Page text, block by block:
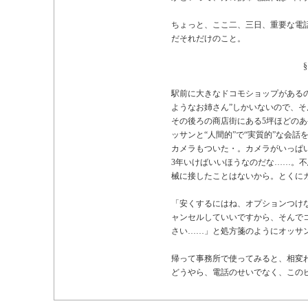
ちょっと、ここ二、三日、重要な電
だそれだけのこと。
§
駅前に大きなドコモショップがある
ようなお姉さん”しかいないので、
その後ろの商店街にある5坪ほどの
ッサンと“人間的”で“実質的”な会話
カメラもついた・。カメラがいっぱ
3年いけばいいほうなのだな……。
械に接したことはないから。とく
「安くするにはね、オプションつ
ャンセルしていいですから、そん
さい……」と処方箋のようにオッサ
帰って事務所で使ってみると、相変
どうやら、電話のせいでなく、こ